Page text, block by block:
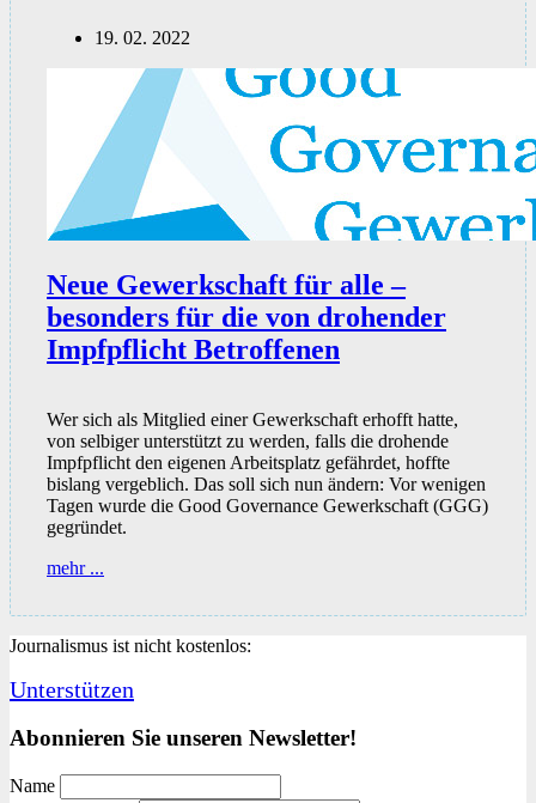
19. 02. 2022
Neue Gewerkschaft für alle –
besonders für die von drohender
Impfpflicht Betroffenen
Wer sich als Mitglied einer Gewerkschaft erhofft hatte,
von selbiger unterstützt zu werden, falls die drohende
Impfpflicht den eigenen Arbeitsplatz gefährdet, hoffte
bislang vergeblich. Das soll sich nun ändern: Vor wenigen
Tagen wurde die Good Governance Gewerkschaft (GGG)
gegründet.
mehr ...
–
für
von
Impfpflicht
Journalismus ist nicht kostenlos:
Unterstützen
Abonnieren Sie unseren Newsletter!
Name